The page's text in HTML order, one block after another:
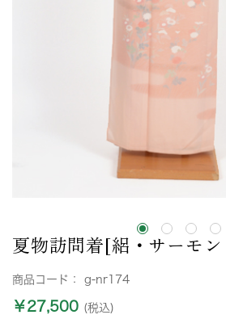
夏物訪問着[絽・サーモ
商品コード： g-nr174
￥27,500 (税込)